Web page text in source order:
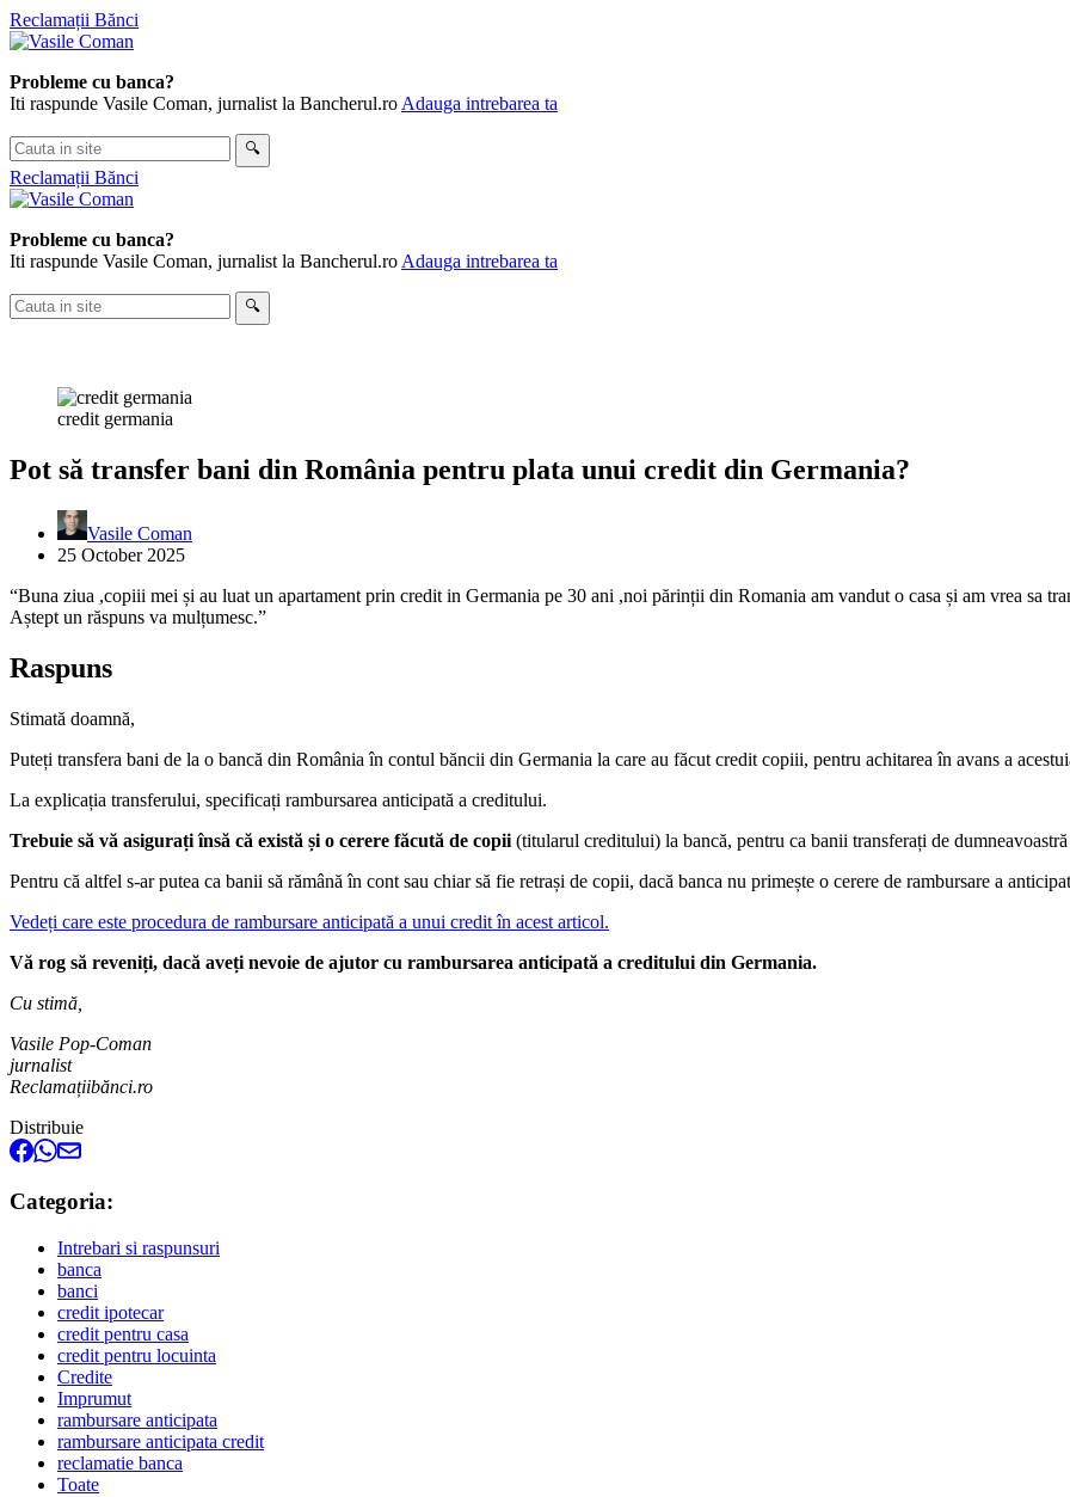
Skip
to
Reclamații Bănci
Probleme cu banca?
Iti raspunde Vasile Coman, jurnalist la Bancherul.ro Adauga intrebarea ta
Cauta
in
site
🔍
Reclamații Bănci
Probleme cu banca?
Iti raspunde Vasile Coman, jurnalist la Bancherul.ro Adauga intrebarea ta
Cauta
in
🔍
credit germania
Pot să transfer bani din România pentru plata unui credit din Germania?
Vasile Coman
25 October 2025
“Buna ziua ,copiii mei și au luat un apartament prin credit in Germania pe 30 ani ,noi părinții din Romania am vandut o casa și am vrea sa
Aștept un răspuns va mulțumesc.”
Raspuns
Stimată doamnă,
Puteți transfera bani de la o bancă din România în contul băncii din Germania la care au făcut credit copiii, pentru achitarea în avans a
La explicația transferului, specificați rambursarea anticipată a creditului.
Trebuie să vă asigurați însă că există și o cerere făcută de copii (titularul creditului) la bancă, pentru ca banii transferați de
Pentru că altfel s-ar putea ca banii să rămână în cont sau chiar să fie retrași de copii, dacă banca nu primește o cerere de rambursare a
Vedeți care este procedura de rambursare anticipată a unui credit în acest articol.
Vă rog să reveniți, dacă aveți nevoie de ajutor cu rambursarea anticipată a creditului din Germania.
Cu stimă,
Vasile Pop-Coman
jurnalist
Reclamațiibănci.ro
Distribuie
Categoria:
Intrebari si raspunsuri
banca
banci
credit ipotecar
credit pentru casa
credit pentru locuinta
Credite
Imprumut
rambursare anticipata
rambursare anticipata credit
reclamatie banca
Toate